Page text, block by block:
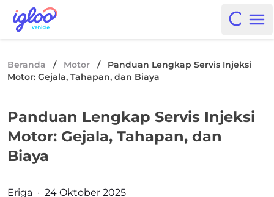
Skip to content
Igloo Blog
Open
Beranda / Motor /
Panduan Lengkap Servis Injeksi
Motor: Gejala, Tahapan, dan Biaya
Panduan Lengkap Servis Injeksi
Motor: Gejala, Tahapan, dan
Biaya
Posted by
Eriga · 24 Oktober 2025